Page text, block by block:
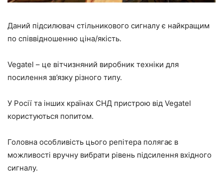
Даний підсилювач стільникового сигналу є найкращим
по співвідношенню ціна/якість.
Vegatel – це вітчизняний виробник техніки для
посилення зв’язку різного типу.
У Росії та інших країнах СНД пристрою від Vegatel
користуються попитом.
Головна особливість цього репітера полягає в
можливості вручну вибрати рівень підсилення вхідного
сигналу.